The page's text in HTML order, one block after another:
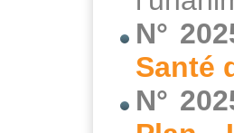
N°
Santé
N°